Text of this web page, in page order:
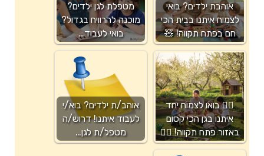
אוהבת ילדים? בואי
לצמוח איתנו בבית הכי
חם בפתח תקווה! 🧸
מטפלת לגן ילדים?
מוכנה להרוויח בגדול?
בואי לעבוד…
🧚‍♀️ בואו לצמוח יחד
איתנו בגן הכי קסום
באזור פתח תקווה! 🧚‍♀️
אוהב/ת ילדים? בוא/י
לעבוד איתנו! דרוש/ה
מטפל/ת לגן…